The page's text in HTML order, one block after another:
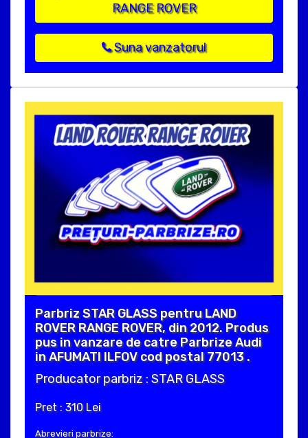
RANGE ROVER
Suna vanzatorul
Parbriz STAR GLASS pentru LAND
ROVER RANGE ROVER, din 2012. Produs
pus in vanzare de catre Parbrize Audi
in AFUMATI ILFOV cod postal 77013 .
Producator parbriz : STAR GLASS
Pret : 310 Lei
Abrevieri parbrize: